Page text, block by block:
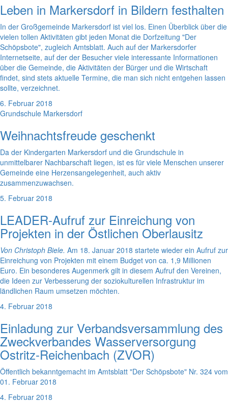
Leben in Markersdorf in Bildern festhalten
In der Großgemeinde Markersdorf ist viel los. Einen Überblick über die
vielen tollen Aktivitäten gibt jeden Monat die Dorfzeitung "Der
Schöpsbote", zugleich Amtsblatt. Auch auf der Markersdorfer
Internetseite, auf der der Besucher viele interessante Informationen
über die Gemeinde, die Aktivitäten der Bürger und die Wirtschaft
findet, sind stets aktuelle Termine, die man sich nicht entgehen lassen
sollte, verzeichnet.
6. Februar 2018
Grundschule Markersdorf
Weihnachtsfreude geschenkt
Da der Kindergarten Markersdorf und die Grundschule in
unmittelbarer Nachbarschaft liegen, ist es für viele Menschen unserer
Gemeinde eine Herzensangelegenheit, auch aktiv
zusammenzuwachsen.
5. Februar 2018
LEADER-Aufruf zur Einreichung von
Projekten in der Östlichen Oberlausitz
Von Christoph Biele. Am 18. Januar 2018 startete wieder ein Aufruf zur
Einreichung von Projekten mit einem Budget von ca. 1,9 Millionen
Euro. Ein besonderes Augenmerk gilt in diesem Aufruf den Vereinen,
die Ideen zur Verbesserung der soziokulturellen Infrastruktur im
ländlichen Raum umsetzen möchten.
4. Februar 2018
Einladung zur Verbandsversammlung des
Zweckverbandes Wasserversorgung
Ostritz-Reichenbach (ZVOR)
Öffentlich bekanntgemacht im Amtsblatt "Der Schöpsbote" Nr. 324 vom
01. Februar 2018
4. Februar 2018